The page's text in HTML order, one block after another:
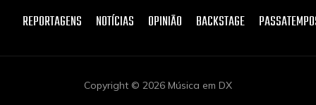
REPORTAGENS NOTÍCIAS OPINIÃO BACKSTAGE
Copyright © 2026 Música em DX